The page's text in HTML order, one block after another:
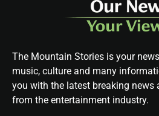
The Mountain Stories is your
music, culture and many
you with the latest breaking news
from the entertainment industry.